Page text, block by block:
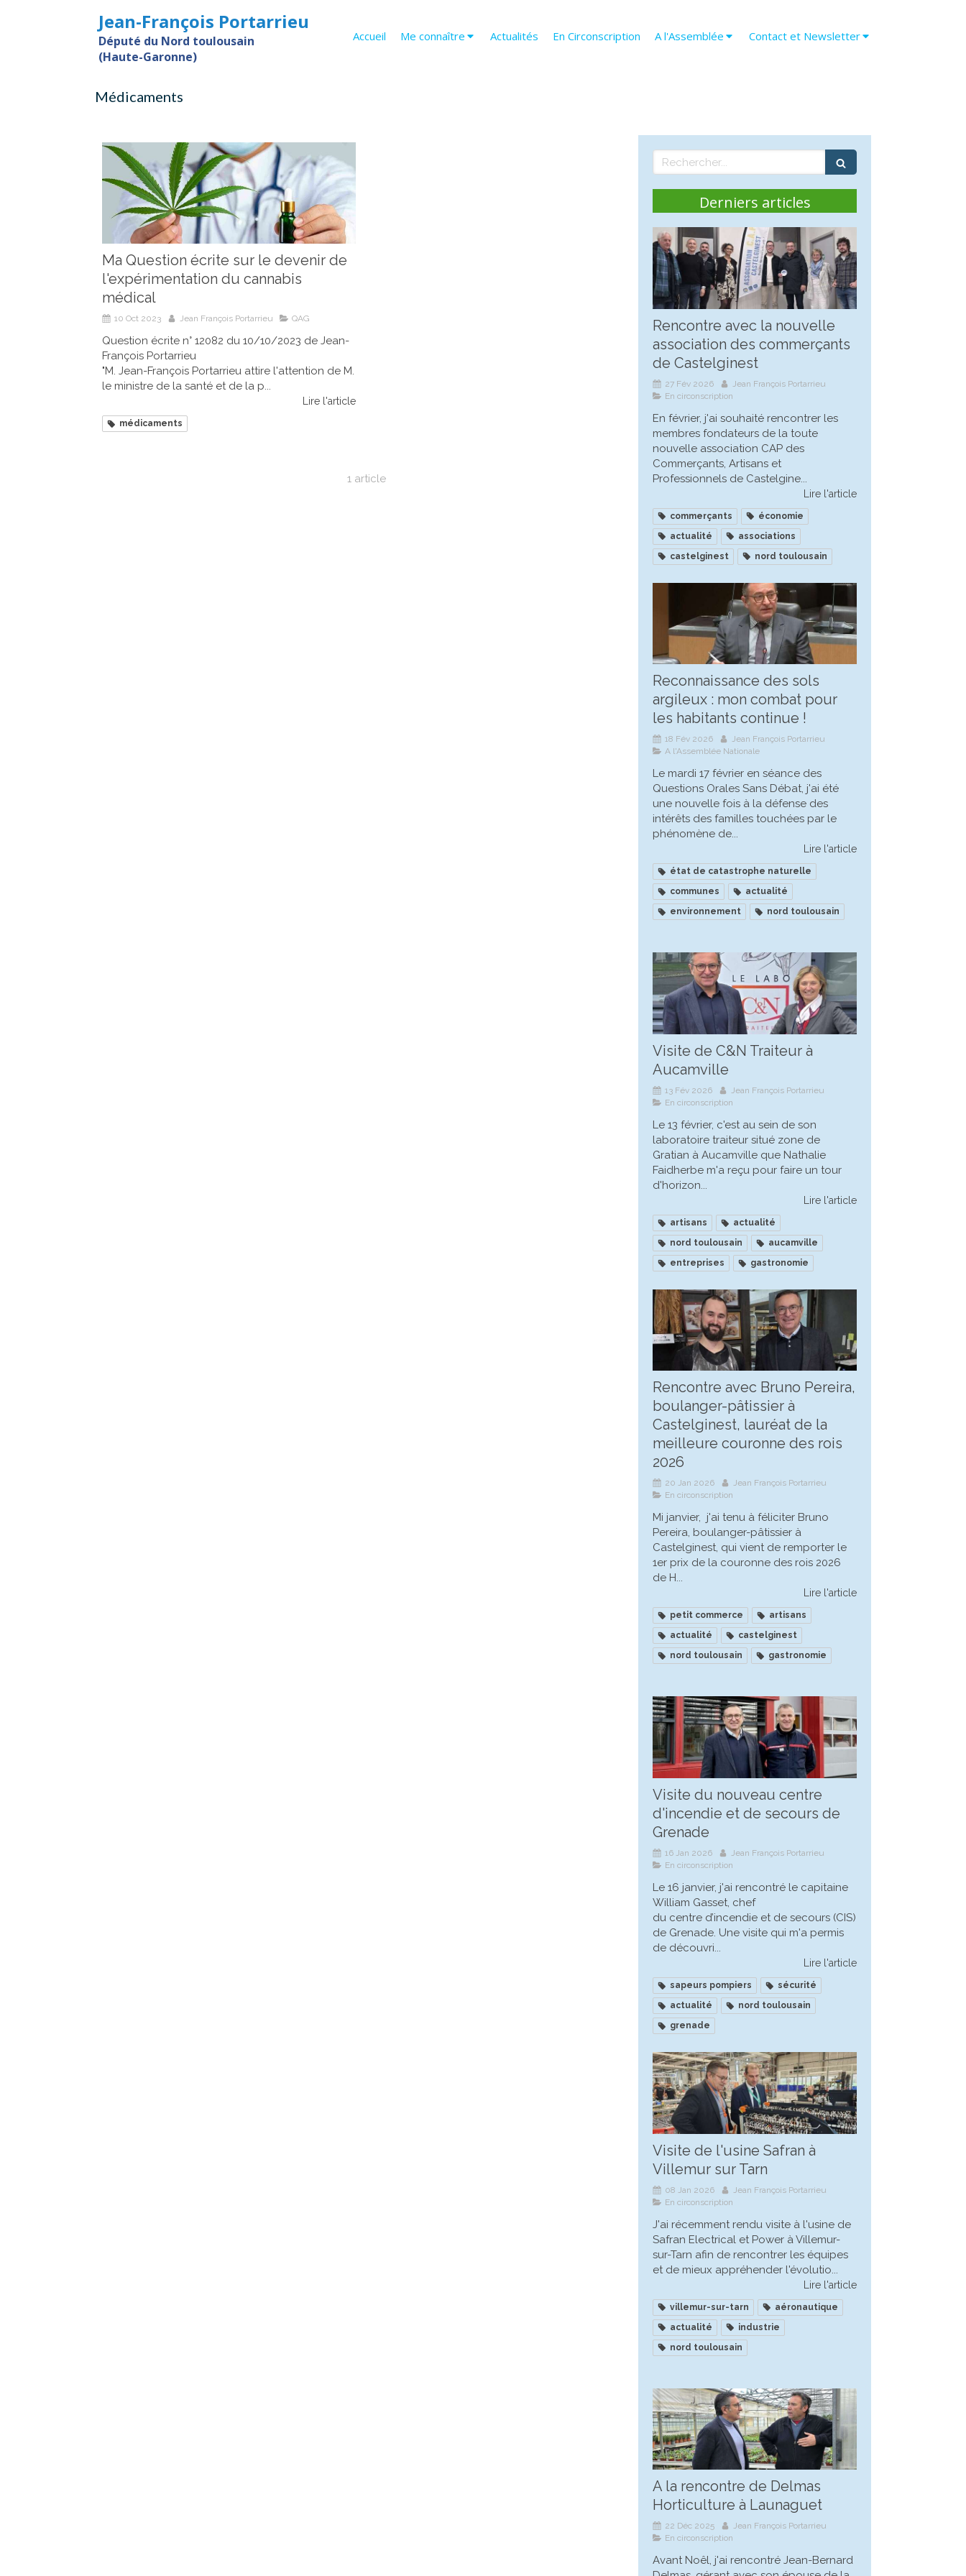
Accueil Me connaître Actualités En Circonscription A l'Assemblée Contact et Newsletter
Jean-François Portarrieu
Député du Nord toulousain
(Haute-Garonne)
Médicaments
Ma Question écrite sur le devenir de
l'expérimentation du cannabis
médical
10 Oct 2023 Jean François Portarrieu QAG
Question écrite n° 12082 du 10/10/2023 de Jean-
François Portarrieu
"M. Jean-François Portarrieu attire l'attention de M.
le ministre de la santé et de la p...
Lire l'article
médicaments
1 article
Rechercher
Derniers articles
Rencontre avec la nouvelle
association des commerçants
de Castelginest
27 Fév 2026
Jean François Portarrieu
En circonscription
En février, j'ai souhaité rencontrer les
membres fondateurs de la toute
nouvelle association CAP des
Commerçants, Artisans et
Professionnels de Castelgine...
Lire l'article
commerçants
économie
actualité
associations
castelginest
nord toulousain
Reconnaissance des sols
argileux : mon combat pour
les habitants continue !
18 Fév 2026
Jean François Portarrieu
A l'Assemblée Nationale
Le mardi 17 février en séance des
Questions Orales Sans Débat, j'ai été
une nouvelle fois à la défense des
intérêts des familles touchées par le
phénomène de...
Lire l'article
état de catastrophe naturelle
communes
actualité
environnement
nord toulousain
Visite de C&N Traiteur à
Aucamville
13 Fév 2026
Jean François Portarrieu
En circonscription
Le 13 février, c'est au sein de son
laboratoire traiteur situé zone de
Gratian à Aucamville que Nathalie
Faidherbe m'a reçu pour faire un tour
d'horizon...
Lire l'article
artisans
actualité
nord toulousain
aucamville
entreprises
gastronomie
Rencontre avec Bruno Pereira,
boulanger-pâtissier à
Castelginest, lauréat de la
meilleure couronne des rois
2026
20 Jan 2026
Jean François Portarrieu
En circonscription
Mi janvier, j'ai tenu à féliciter Bruno
Pereira, boulanger-pâtissier à
Castelginest, qui vient de remporter le
1er prix de la couronne des rois 2026
de H...
Lire l'article
petit commerce
artisans
actualité
castelginest
nord toulousain
gastronomie
Visite du nouveau centre
d'incendie et de secours de
Grenade
16 Jan 2026
Jean François Portarrieu
En circonscription
Le 16 janvier, j'ai rencontré le capitaine
William Gasset, chef
du centre d’incendie et de secours (CIS)
de Grenade. Une visite qui m'a permis
de découvri...
Lire l'article
sapeurs pompiers
sécurité
actualité
nord toulousain
grenade
Visite de l'usine Safran à
Villemur sur Tarn
08 Jan 2026
Jean François Portarrieu
En circonscription
J'ai récemment rendu visite à l'usine de
Safran Electrical et Power à Villemur-
sur-Tarn afin de rencontrer les équipes
et de mieux appréhender l'évolutio...
Lire l'article
villemur-sur-tarn
aéronautique
actualité
industrie
nord toulousain
A la rencontre de Delmas
Horticulture à Launaguet
22 Déc 2025
Jean François Portarrieu
En circonscription
Avant Noêl, j'ai rencontré Jean-Bernard